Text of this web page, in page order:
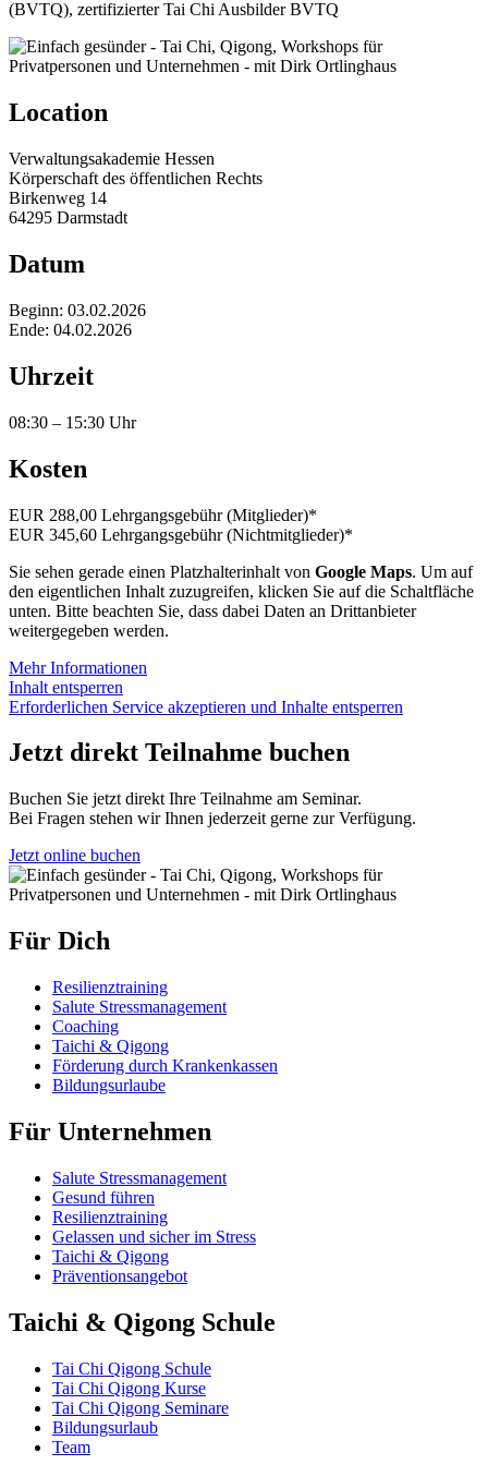
(BVTQ), zertifizierter Tai Chi Ausbilder BVTQ
Location
Verwaltungsakademie Hessen
Körperschaft des öffentlichen Rechts
Birkenweg 14
64295 Darmstadt
Datum
Beginn: 03.02.2026
Ende: 04.02.2026
Uhrzeit
08:30 – 15:30 Uhr
Kosten
EUR 288,00 Lehrgangsgebühr (Mitglieder)*
EUR 345,60 Lehrgangsgebühr (Nichtmitglieder)*
Sie sehen gerade einen Platzhalterinhalt von Google Maps. Um auf
den eigentlichen Inhalt zuzugreifen, klicken Sie auf die Schaltfläche
unten. Bitte beachten Sie, dass dabei Daten an Drittanbieter
weitergegeben werden.
Mehr Informationen
Inhalt entsperren
Erforderlichen Service akzeptieren und Inhalte entsperren
Jetzt direkt Teilnahme buchen
Buchen Sie jetzt direkt Ihre Teilnahme am Seminar.
Bei Fragen stehen wir Ihnen jederzeit gerne zur Verfügung.
Jetzt online buchen
Für Dich
Resilienztraining
Salute Stressmanagement
Coaching
Taichi & Qigong
Förderung durch Krankenkassen
Bildungsurlaube
Für Unternehmen
Salute Stressmanagement
Gesund führen
Resilienztraining
Gelassen und sicher im Stress
Taichi & Qigong
Präventionsangebot
Taichi & Qigong Schule
Tai Chi Qigong Schule
Tai Chi Qigong Kurse
Tai Chi Qigong Seminare
Bildungsurlaub
Team